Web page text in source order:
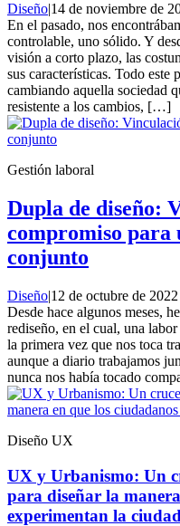
Diseño|14 de noviembre de
En el pasado, nos
controlable, uno sólido. Y
visión a corto plazo, las
sus características. Todo este
cambiando aquella sociedad
resistente a los cambios, […]
Gestión laboral
Dupla de diseño:
compromiso para
conjunto
Diseño|12 de octubre de 2022
Desde hace algunos meses,
rediseño, en el cual, una
la primera vez que nos toca
aunque a diario trabajamos
nunca nos había tocado
Diseño UX
UX y Urbanismo: Un
para diseñar la
experimentan la ciudad